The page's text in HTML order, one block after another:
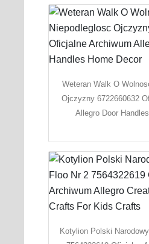
Weteran Walk O
Ojczyzny 6722660632
Allegro Door
Kotylion Polski